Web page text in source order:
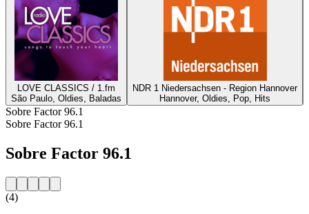
LOVE CLASSICS / 1.fm
São Paulo, Oldies, Baladas
NDR 1 Niedersachsen - Region Hannover
Hannover, Oldies, Pop, Hits
Sobre Factor 96.1
Sobre Factor 96.1
Sobre Factor 96.1
(4)